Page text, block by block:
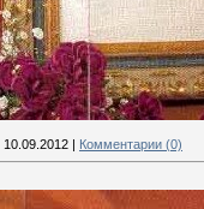
10.09.2012 | Комментарии (0)